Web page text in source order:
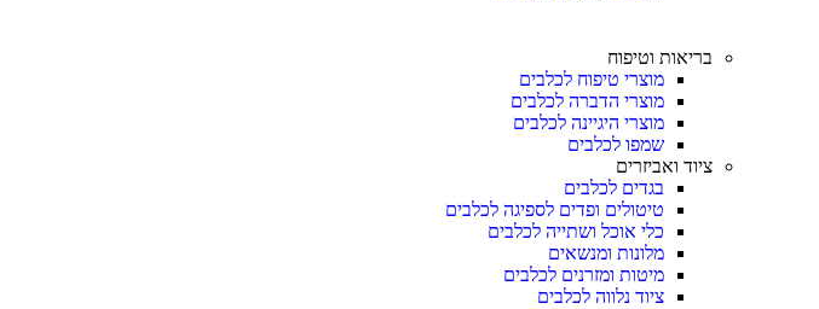
בריאות וטיפוח
מוצרי טיפוח לכלבים
מוצרי הדברה לכלבים
מוצרי היגיינה לכלבים
שמפו לכלבים
ציוד ואביזרים
בגדים לכלבים
טיטולים ופדים לספיגה לכלבים
כלי אוכל ושתייה לכלבים
מלונות ומנשאים
מיטות ומזרנים לכלבים
ציוד נלווה לכלבים